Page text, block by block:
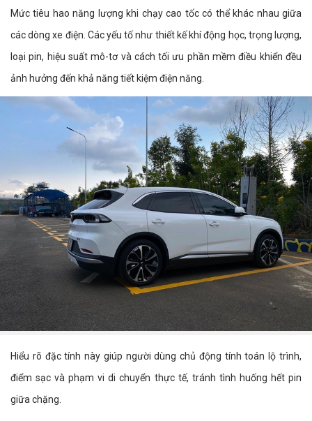
Mức tiêu hao năng lượng khi chạy cao tốc có thể khác nhau giữa
các dòng xe điện. Các yếu tố như thiết kế khí động học, trọng lượng,
loại pin, hiệu suất mô-tơ và cách tối ưu phần mềm điều khiển đều
ảnh hưởng đến khả năng tiết kiệm điện năng.
Hiểu rõ đặc tính này giúp người dùng chủ động tính toán lộ trình,
điểm sạc và phạm vi di chuyển thực tế, tránh tình huống hết pin
giữa chặng.